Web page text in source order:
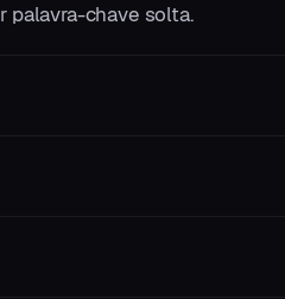
palavra-chave solta.